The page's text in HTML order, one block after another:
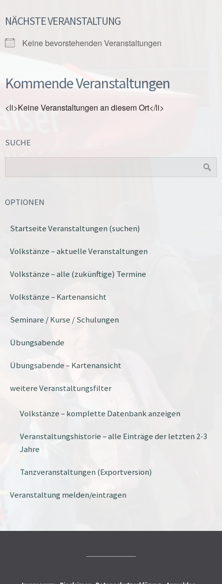
NÄCHSTE VERANSTALTUNG
Keine bevorstehenden Veranstaltungen
Kommende Veranstaltungen
<li>Keine Veranstaltungen an diesem Ort</li>
SUCHE
OPTIONEN
Startseite Veranstaltungen (suchen)
Volkstänze – aktuelle Veranstaltungen
Volkstänze – alle (zukünftige) Termine
Volkstänze – Kartenansicht
Seminare / Kurse / Schulungen
Übungsabende
Übungsabende – Kartenansicht
weitere Veranstaltungsfilter
Volkstänze – komplette Datenbank anzeigen
Veranstaltungshistorie – alle Einträge der letzten 2-3
Jahre
Tanzveranstaltungen (Exportversion)
Veranstaltung melden/eintragen